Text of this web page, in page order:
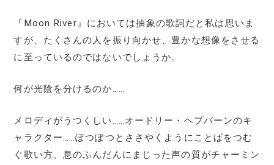
『Moon River』においては抽象の歌詞だと私は思いま
すが、たくさんの人を振り向かせ、豊かな想像をさせる
に至っているのではないでしょうか。
何が光陰を分けるのか……
メロディがうつくしい……オードリー・ヘプバーンのキ
ャラクター……ぽつぽつとささやくようにことばをつむ
ぐ歌い方、息のふんだんにまじった声の質がチャーミン